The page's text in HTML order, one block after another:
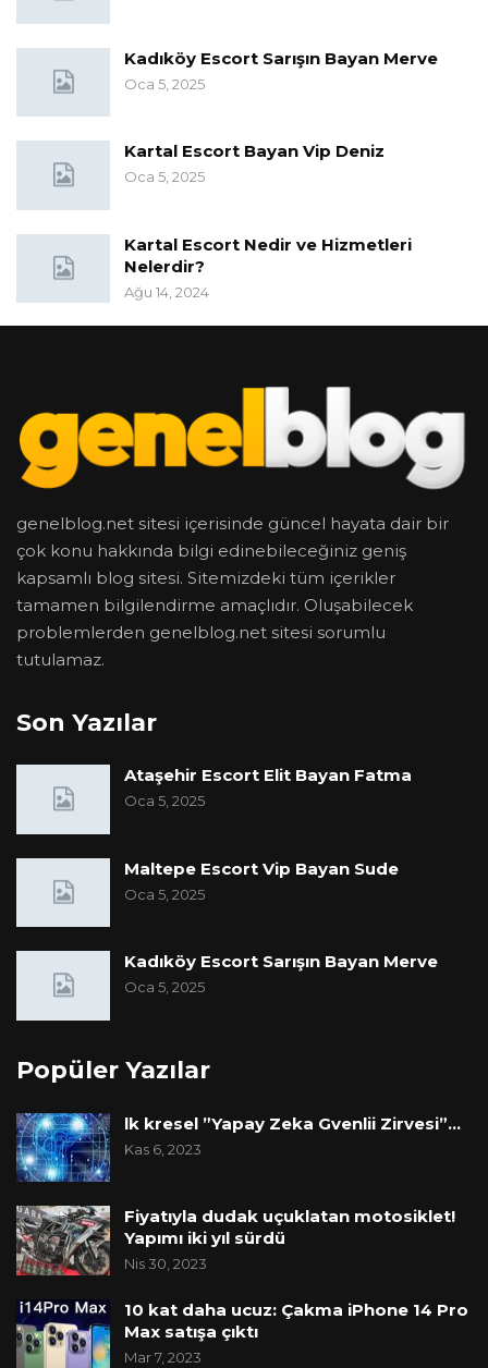
Kadıköy Escort Sarışın Bayan Merve
Oca 5, 2025
Kartal Escort Bayan Vip Deniz
Oca 5, 2025
Kartal Escort Nedir ve Hizmetleri
Nelerdir?
Ağu 14, 2024
genelblog.net sitesi içerisinde güncel hayata dair bir
çok konu hakkında bilgi edinebileceğiniz geniş
kapsamlı blog sitesi. Sitemizdeki tüm içerikler
tamamen bilgilendirme amaçlıdır. Oluşabilecek
problemlerden genelblog.net sitesi sorumlu
tutulamaz.
Son Yazılar
Ataşehir Escort Elit Bayan Fatma
Oca 5, 2025
Maltepe Escort Vip Bayan Sude
Oca 5, 2025
Kadıköy Escort Sarışın Bayan Merve
Oca 5, 2025
Popüler Yazılar
lk kresel ”Yapay Zeka Gvenlii Zirvesi”…
Kas 6, 2023
Fiyatıyla dudak uçuklatan motosiklet!
Yapımı iki yıl sürdü
Nis 30, 2023
10 kat daha ucuz: Çakma iPhone 14 Pro
Max satışa çıktı
Mar 7, 2023